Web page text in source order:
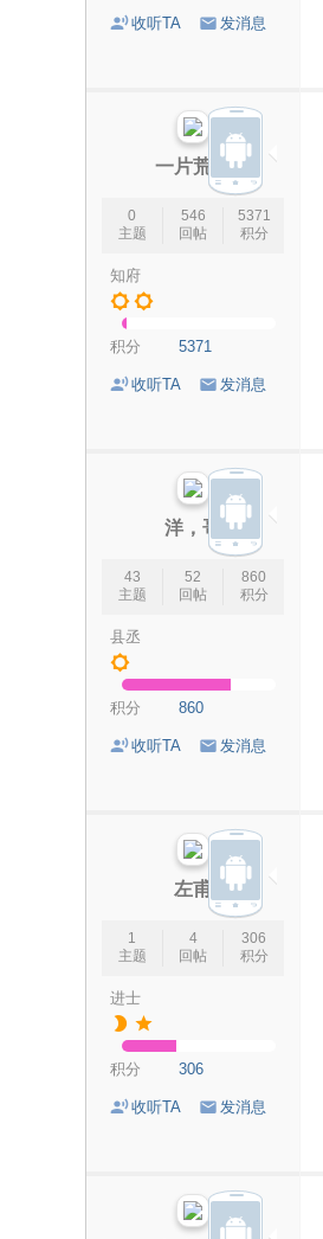
收听TA 发消息
一片荒凉
0
主题
546
回帖
5371
积分
知府
积分 5371
收听TA 发消息
洋，哥
43
主题
52
回帖
860
积分
县丞
积分 860
收听TA 发消息
左甫
1
主题
4
回帖
306
积分
进士
积分 306
收听TA 发消息